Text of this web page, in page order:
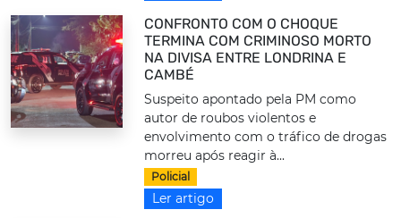
CONFRONTO COM O CHOQUE
TERMINA COM CRIMINOSO MORTO
NA DIVISA ENTRE LONDRINA E
CAMBÉ
Suspeito apontado pela PM como
autor de roubos violentos e
envolvimento com o tráfico de drogas
morreu após reagir à...
Policial
Ler artigo